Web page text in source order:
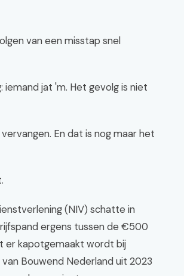
van een misstap snel
jat 'm. Het gevolg is niet
En dat is nog maar het
(NIV) schatte in
ergens tussen de €500
er kapotgemaakt wordt bij
Bouwend Nederland uit 2023